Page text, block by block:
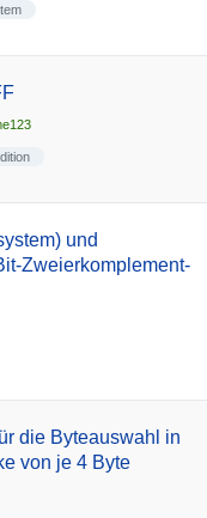
und
Zweierkomplement-
die Byteauswahl in
von je 4 Byte